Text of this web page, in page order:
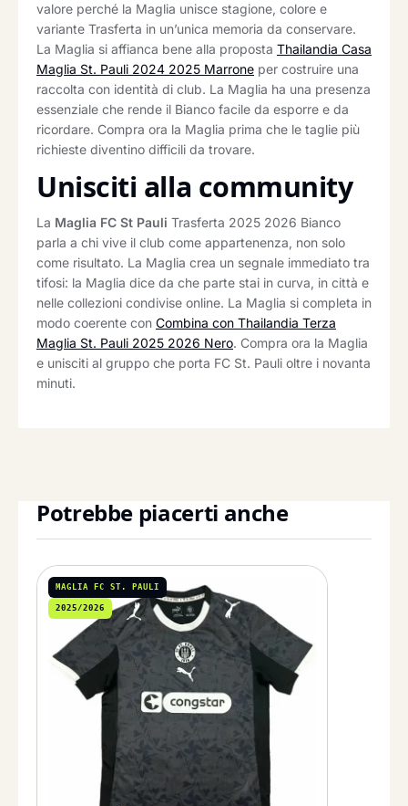
valore perché la Maglia unisce stagione, colore e
variante Trasferta in un’unica memoria da conservare.
La Maglia si affianca bene alla proposta Thailandia Casa
Maglia St. Pauli 2024 2025 Marrone per costruire una
raccolta con identità di club. La Maglia ha una presenza
essenziale che rende il Bianco facile da esporre e da
ricordare. Compra ora la Maglia prima che le taglie più
richieste diventino difficili da trovare.
Unisciti alla community
La Maglia FC St Pauli Trasferta 2025 2026 Bianco
parla a chi vive il club come appartenenza, non solo
come risultato. La Maglia crea un segnale immediato tra
tifosi: la Maglia dice da che parte stai in curva, in città e
nelle collezioni condivise online. La Maglia si completa in
modo coerente con Combina con Thailandia Terza
Maglia St. Pauli 2025 2026 Nero. Compra ora la Maglia
e unisciti al gruppo che porta FC St. Pauli oltre i novanta
minuti.
Potrebbe piacerti anche
MAGLIA FC ST. PAULI
2025/2026